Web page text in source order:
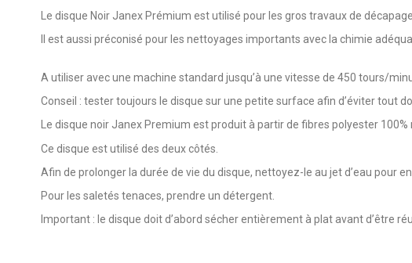
Le disque Noir Janex Prémium est utilisé pour les gros travaux de
Il est aussi préconisé pour les nettoyages importants avec la chimie
A utiliser avec une machine standard jusqu’à une vitesse de 450 tours/
Conseil : tester toujours le disque sur une petite surface afin d’éviter tout
Le disque noir Janex Premium est produit à partir de fibres polyester
Ce disque est utilisé des deux côtés.
Afin de prolonger la durée de vie du disque, nettoyez-le au jet d’eau pour
Pour les saletés tenaces, prendre un détergent.
Important : le disque doit d’abord sécher entièrement à plat avant d’être